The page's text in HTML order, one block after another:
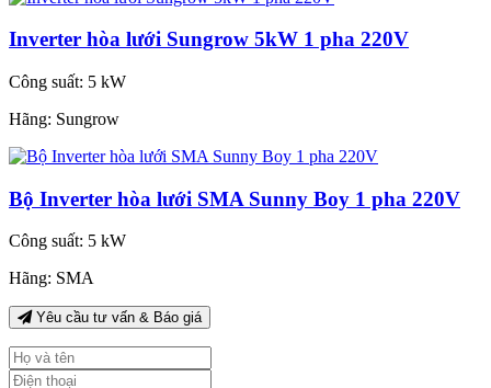
Inverter hòa lưới Sungrow 5kW 1 pha 220V
Công suất: 5 kW
Hãng: Sungrow
Bộ Inverter hòa lưới SMA Sunny Boy 1 pha 220V
Công suất: 5 kW
Hãng: SMA
Yêu cầu tư vấn & Báo giá